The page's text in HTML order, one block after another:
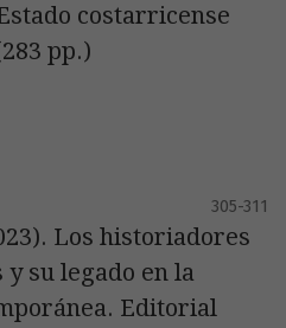
costarricense
pp.)
305-311
Los historiadores
su legado en la
Editorial